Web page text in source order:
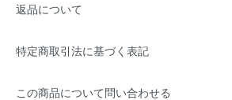
返品について
特定商取引法に基づく表記
この商品について問い合わせる